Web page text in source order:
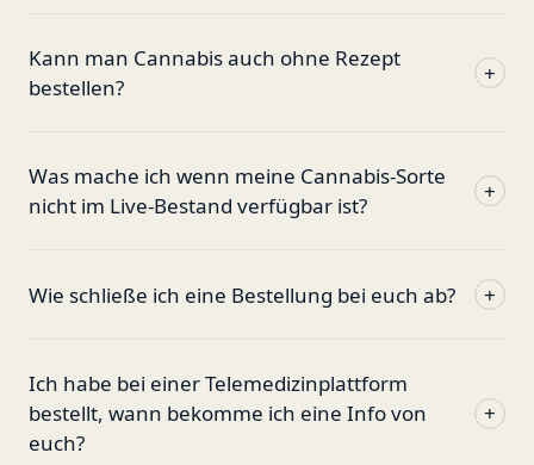
Kann man Cannabis auch ohne Rezept
bestellen?
+
Was mache ich wenn meine Cannabis-Sorte
nicht im Live-Bestand verfügbar ist?
+
Wie schließe ich eine Bestellung bei euch ab? +
Ich habe bei einer Telemedizinplattform
bestellt, wann bekomme ich eine Info von
euch?
+